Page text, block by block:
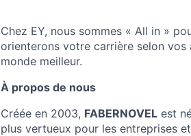
Chez EY, nous sommes « All in »
orienterons votre carrière selon
monde meilleur.
À propos de nous
Créée en 2003, FABERNOVEL est
plus vertueux pour les entreprises